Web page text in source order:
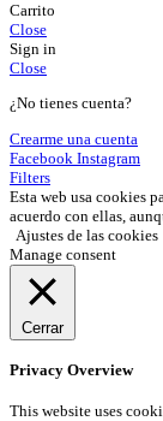
Carrito
Close
Sign in
Close
¿No tienes cuenta?
Crearme una cuenta
Facebook Instagram
Filters
Esta web usa cookies
acuerdo con ellas,
Ajustes de las cookies
Manage consent
Cerrar
Privacy Overview
This website uses